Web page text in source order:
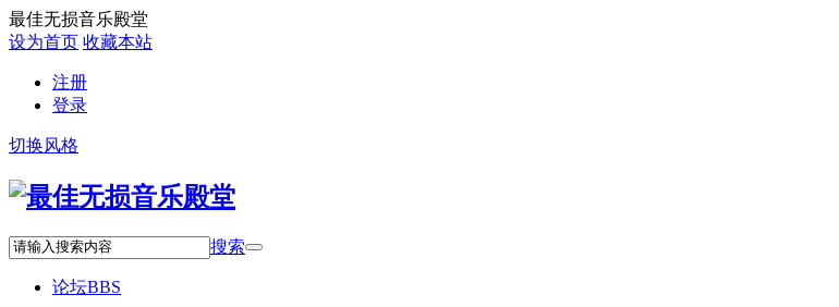
最佳无损音乐殿堂
设为首页 收藏本站
注册
登录
切换风格
搜索
论坛BBS